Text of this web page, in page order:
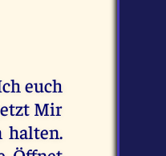
euch
Mir
halten.